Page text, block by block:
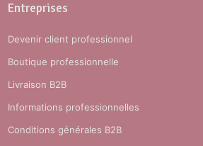
Entreprises
Devenir client professionnel
Boutique professionnelle
Livraison B2B
Informations professionnelles
Conditions générales B2B